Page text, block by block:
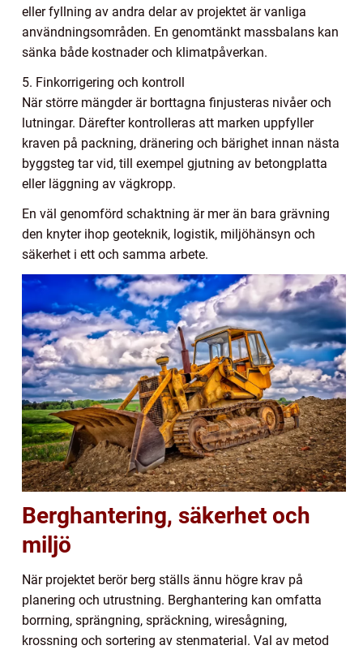
eller fyllning av andra delar av projektet är vanliga
användningsområden. En genomtänkt massbalans kan
sänka både kostnader och klimatpåverkan.
5. Finkorrigering och kontroll
När större mängder är borttagna finjusteras nivåer och
lutningar. Därefter kontrolleras att marken uppfyller
kraven på packning, dränering och bärighet innan nästa
byggsteg tar vid, till exempel gjutning av betongplatta
eller läggning av vägkropp.
En väl genomförd schaktning är mer än bara grävning
den knyter ihop geoteknik, logistik, miljöhänsyn och
säkerhet i ett och samma arbete.
Berghantering, säkerhet och
miljö
När projektet berör berg ställs ännu högre krav på
planering och utrustning. Berghantering kan omfatta
borrning, sprängning, spräckning, wiresågning,
krossning och sortering av stenmaterial. Val av metod